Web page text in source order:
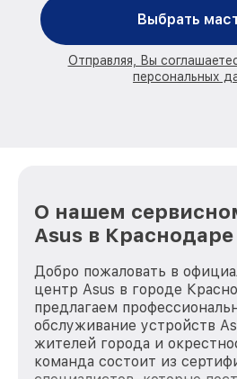
Выбрать
Отправляя, Вы
персональных
О нашем
Asus в Краснодаре
Добро пожаловать в
центр Asus в городе
предлагаем
обслуживание устройств
жителей города и
команда состоит из